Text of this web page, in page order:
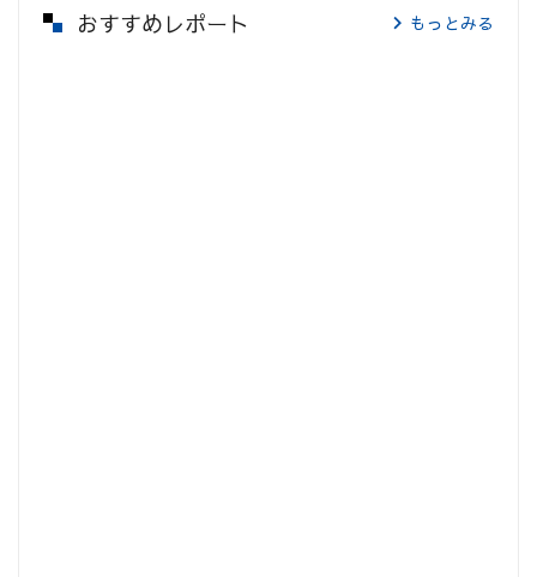
おすすめレポート もっとみる